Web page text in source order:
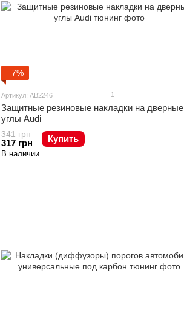
−7%
Артикул: AB2246 1
Защитные резиновые накладки на дверные
углы Audi
341 грн
317 грн Купить
В наличии